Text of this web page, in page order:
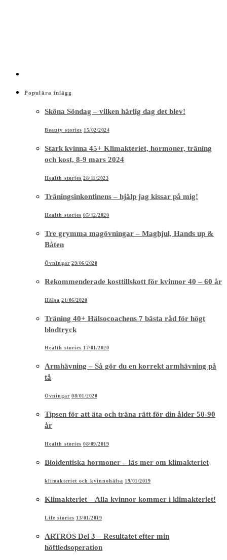
Populära inlägg
Sköna Söndag – vilken härlig dag det blev!
Beauty stories 15/02/2024
Stark kvinna 45+ Klimakteriet, hormoner, träning
och kost, 8-9 mars 2024
Health stories 28/11/2023
Träningsinkontinens – hjälp jag kissar på mig!
Health stories 05/12/2020
Tre grymma magövningar – Maghjul, Hands up &
Båten
Övningar 29/06/2020
Rekommenderade kosttillskott för kvinnor 40 – 60 år
Hälsa 21/06/2020
Träning 40+ Hälsocoachens 7 bästa råd för högt
blodtryck
Health stories 17/01/2020
Armhävning – Så gör du en korrekt armhävning på
tå
Övningar 08/01/2020
Tipsen för att äta och träna rätt för din ålder 50-90
år
Health stories 08/09/2019
Bioidentiska hormoner – läs mer om klimakteriet
klimakteriet och kvinnohälsa 19/01/2019
Klimakteriet – Alla kvinnor kommer i klimakteriet!
Life stories 13/01/2019
ARTROS Del 3 – Resultatet efter min
höftledsoperation